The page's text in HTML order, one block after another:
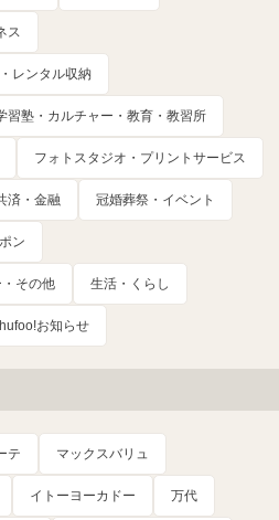
ス
レンタル収納
習塾・カルチャー・教育・教習所
フォトスタジオ・プリントサービス
済・金融 冠婚葬祭・イベント
ン
その他 生活・くらし
お知らせ
テ マックスバリュ
イトーヨーカドー 万代